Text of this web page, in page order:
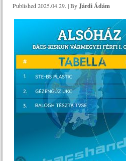
Published 2025.04.29. |By Járdi Ádám